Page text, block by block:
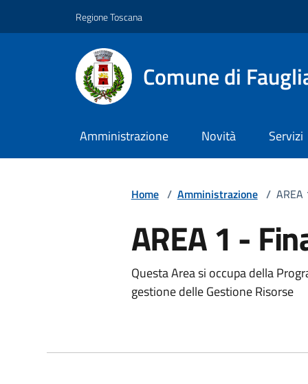
Regione Toscana
Comune di
Amministrazione Novità Servizi
Home / Amministrazione /
AREA 1 -
Questa Area si occupa della
gestione delle Gestione Risorse